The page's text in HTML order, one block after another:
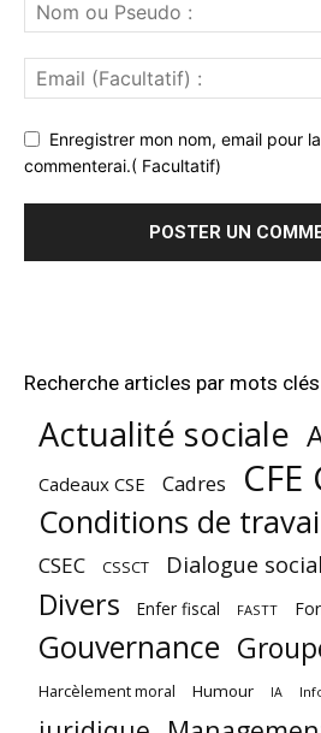
Enregistrer mon nom, email pour
commenterai.( Facultatif)
Recherche articles par mots clés
Actualité sociale
Cadeaux CSE Cadres CFE
Conditions de
CSEC CSSCT Dialogue social
Divers Enfer fiscal FASTT
Gouvernance
Harcèlement moral Humour IA